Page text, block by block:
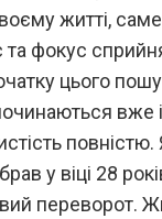
житті,
та фокус
цього
вже
повністю.
у віці 28
переворот.